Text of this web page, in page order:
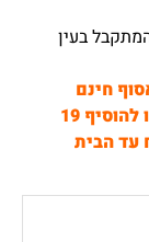
בעין
₪ ניתן לאסוף חינם
בחנות עדשות (דיזנגוף 332 תל אביב) או להוסיף 19
עד הבית